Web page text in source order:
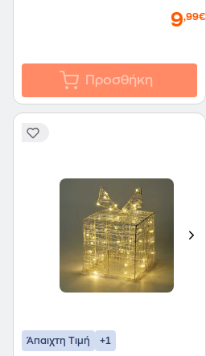
9,99€
Προσθήκη
Άπαιχτη Τιμή +1